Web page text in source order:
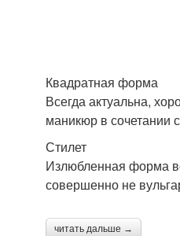
Квадратная форма
Всегда актуальна,
маникюр в сочетании
Стилет
Излюбленная форма
совершенно не
читать дальше →